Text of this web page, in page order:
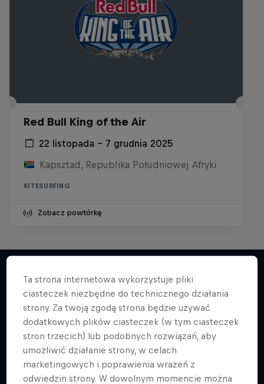
Red Bull King of the Air
22 listopada – 7 grudnia 2025
Kapsztad, Republika Południowej Afryki
KITESURFING
Zobacz powtórkę
Więcej podobnych
Ta strona internetowa wykorzystuje pliki
ciasteczek niezbędne do technicznego działania
strony. Za twoją zgodą strona będzie używać
dodatkowych plików ciasteczek (w tym ciasteczek
stron trzecich) lub podobnych rozwiązań, aby
umożliwić działanie strony, w celach
marketingowych i poprawienia wrażeń z
odwiedzin strony. W dowolnym momencie można